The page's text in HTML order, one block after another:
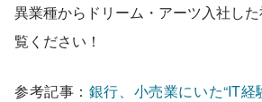
異業種からドリーム・アーツ入社し
覧ください！
参考記事： 銀行、小売業にいた“IT経